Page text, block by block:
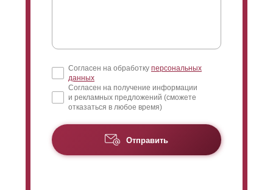
Согласен на обработку персональных
данных
Согласен на получение информации
и рекламных предложений (сможете
отказаться в любое время)
Отправить